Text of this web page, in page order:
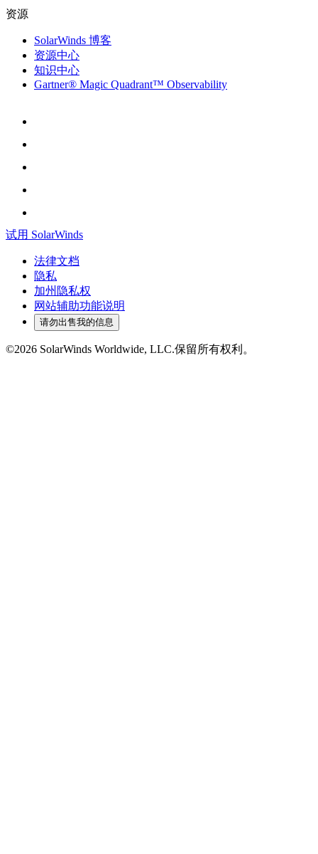
资源
SolarWinds 博客
资源中心
知识中心
Gartner® Magic Quadrant™ Observability
试用 SolarWinds
法律文档
隐私
加州隐私权
网站辅助功能说明
请勿出售我的信息
©2026 SolarWinds Worldwide, LLC.保留所有权利。